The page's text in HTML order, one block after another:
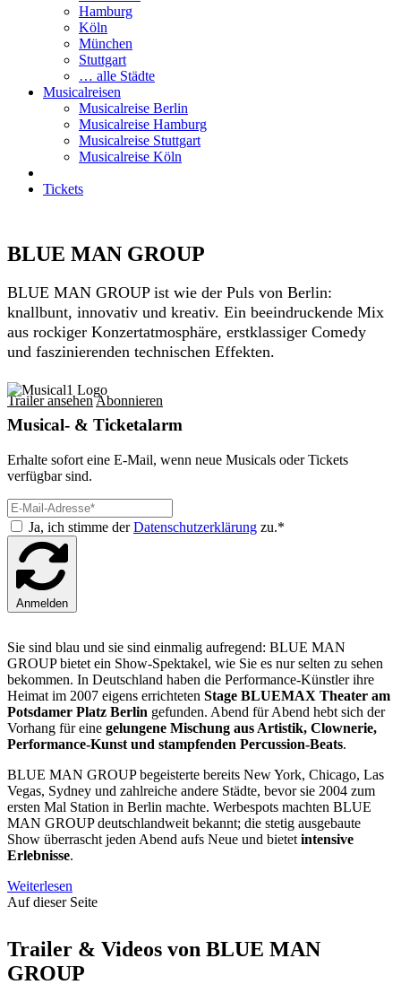
Hamburg
Köln
München
Stuttgart
… alle Städte
Musicalreisen
Musicalreise Berlin
Musicalreise Hamburg
Musicalreise Stuttgart
Musicalreise Köln
Tickets
BLUE MAN GROUP
BLUE MAN GROUP ist wie der Puls von Berlin:
knallbunt, innovativ und kreativ. Ein beeindruckende Mix
aus rockiger Konzertatmosphäre, erstklassiger Comedy
und faszinierenden technischen Effekten.
Trailer ansehen Abonnieren
Musical- & Ticketalarm
Erhalte sofort eine E-Mail, wenn neue Musicals oder Tickets
verfügbar sind.
Ja, ich stimme derDatenschutzerklärung zu.*
Anmelden
Sie sind blau und sie sind einmalig aufregend: BLUE MAN
GROUP bietet ein Show-Spektakel, wie Sie es nur selten zu sehen
bekommen. In Deutschland haben die Performance-Künstler ihre
Heimat im 2007 eigens errichteten Stage BLUEMAX Theater am
Potsdamer Platz Berlin gefunden. Abend für Abend hebt sich der
Vorhang für eine gelungene Mischung aus Artistik, Clownerie,
Performance-Kunst und stampfenden Percussion-Beats.
BLUE MAN GROUP begeisterte bereits New York, Chicago, Las
Vegas, Sydney und zahlreiche andere Städte, bevor sie 2004 zum
ersten Mal Station in Berlin machte. Werbespots machten BLUE
MAN GROUP deutschlandweit bekannt; die stetig ausgebaute
Show überrascht jeden Abend aufs Neue und bietet intensive
Erlebnisse.
Weiterlesen
Auf dieser Seite
Trailer & Videos von BLUE MAN
GROUP